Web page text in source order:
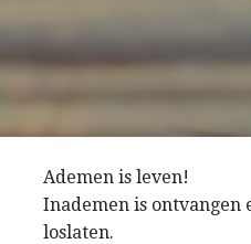
Ademen is leven!
Inademen is ontvangen
loslaten.